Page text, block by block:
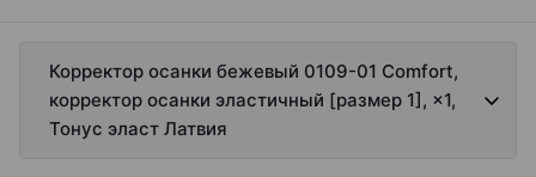
Корректор осанки бежевый 0109-01 Comfort,
корректор осанки эластичный [размер 1], ×1,
Тонус эласт Латвия